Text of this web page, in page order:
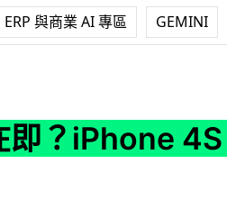
ERP 與商業 AI 專區 GEMINI
即？iPhone 4S